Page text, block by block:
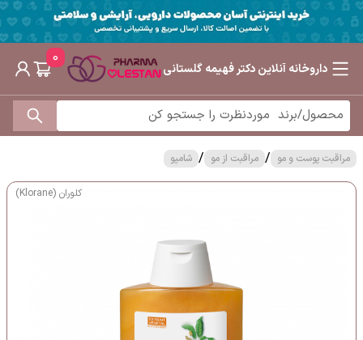
داروخانه آنلاین دکتر فهیمه گلستانی
0
مراقبت پوست و مو / مراقبت از مو / شامپو
کلوران (Klorane)